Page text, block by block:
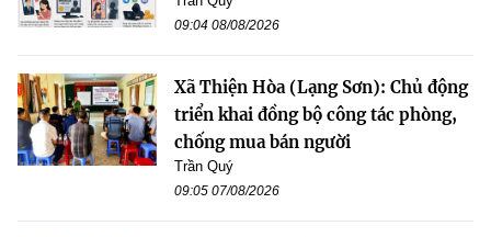
09:04 08/08/2026
Xã Thiện Hòa (Lạng Sơn): Chủ động
triển khai đồng bộ công tác phòng,
chống mua bán người
Trần Quý
09:05 07/08/2026